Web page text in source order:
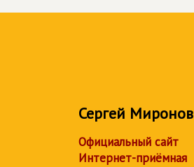
Сергей Миронов
Официальный сайт
Интернет-приёмная